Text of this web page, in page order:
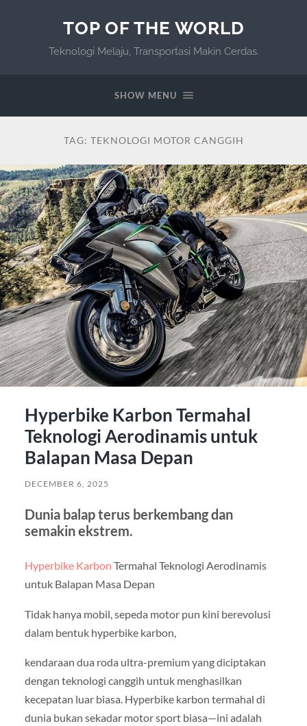
TOP OF THE WORLD
Teknologi Melaju, Transportasi Makin Cerdas.
SHOW MENU
TAG: TEKNOLOGI MOTOR CANGGIH
Hyperbike Karbon Termahal
Teknologi Aerodinamis untuk
Balapan Masa Depan
DECEMBER 6, 2025
Dunia balap terus berkembang dan
semakin ekstrem.
Hyperbike Karbon Termahal Teknologi Aerodinamis
untuk Balapan Masa Depan
Tidak hanya mobil, sepeda motor pun kini berevolusi
dalam bentuk hyperbike karbon,
kendaraan dua roda ultra-premium yang diciptakan
dengan teknologi canggih untuk menghasilkan
kecepatan luar biasa. Hyperbike karbon termahal di
dunia bukan sekadar motor sport biasa—ini adalah